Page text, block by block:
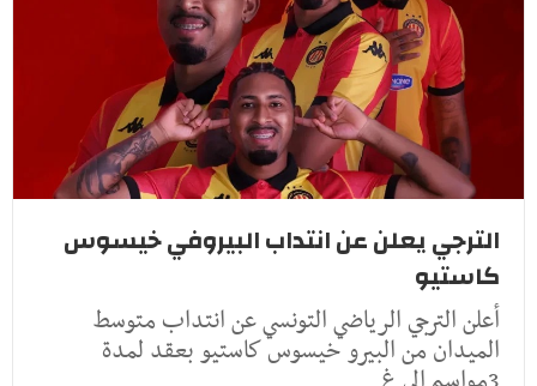
الترجي يعلن عن انتداب البيروفي خيسوس
كاستيو
أعلن الترجي الرياضي التونسي عن انتداب متوسط
الميدان من البيرو خيسوس كاستيو بعقد لمدة